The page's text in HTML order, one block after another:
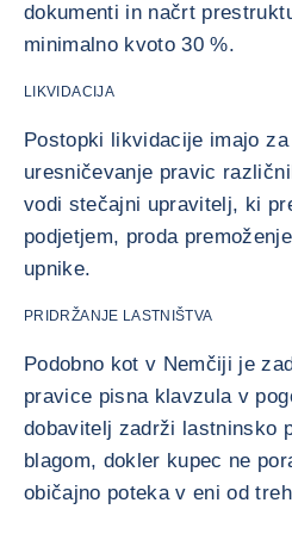
dokumenti in načrt
minimalno kvoto 30 %.
LIKVIDACIJA
Postopki likvidacije imajo
uresničevanje pravic
vodi stečajni upravitelj, ki
podjetjem, proda
upnike.
PRIDRŽANJE LASTNIŠTVA
Podobno kot v Nemčiji je
pravice pisna klavzula v
dobavitelj zadrži lastninsko
blagom, dokler kupec ne
običajno poteka v eni od